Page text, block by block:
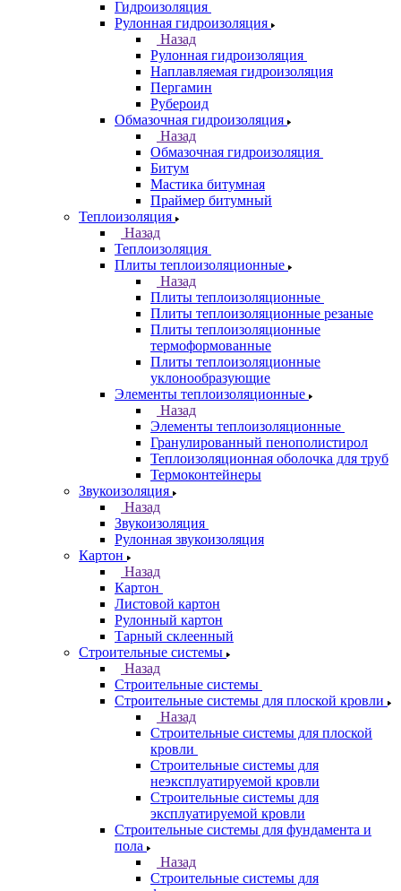
Гидроизоляция
Рулонная гидроизоляция
Назад
Рулонная гидроизоляция
Наплавляемая гидроизоляция
Пергамин
Рубероид
Обмазочная гидроизоляция
Назад
Обмазочная гидроизоляция
Битум
Мастика битумная
Праймер битумный
Теплоизоляция
Назад
Теплоизоляция
Плиты теплоизоляционные
Назад
Плиты теплоизоляционные
Плиты теплоизоляционные резаные
Плиты теплоизоляционные
термоформованные
Плиты теплоизоляционные
уклонообразующие
Элементы теплоизоляционные
Назад
Элементы теплоизоляционные
Гранулированный пенополистирол
Теплоизоляционная оболочка для труб
Термоконтейнеры
Звукоизоляция
Назад
Звукоизоляция
Рулонная звукоизоляция
Картон
Назад
Картон
Листовой картон
Рулонный картон
Тарный склеенный
Строительные системы
Назад
Строительные системы
Строительные системы для плоской кровли
Назад
Строительные системы для плоской
кровли
Строительные системы для
неэксплуатируемой кровли
Строительные системы для
эксплуатируемой кровли
Строительные системы для фундамента и
пола
Назад
Строительные системы для